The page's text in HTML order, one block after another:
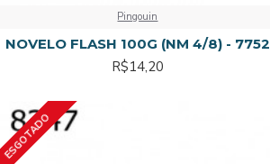
Pingouin
NOVELO FLASH 100G (NM 4/8) - 7752
R$14,20
ESGOTADO